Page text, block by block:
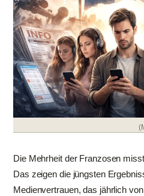
Die Mehrheit der Franzosen
Das zeigen die jüngsten
Medienvertrauen, das jährlich